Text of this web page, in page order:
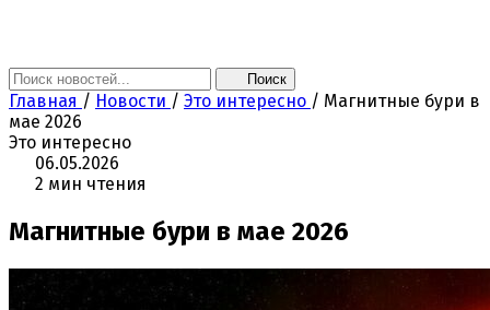
Поиск
Главная / Новости / Это интересно / Магнитные бури в
мае 2026
Это интересно
06.05.2026
2 мин чтения
Магнитные бури в мае 2026